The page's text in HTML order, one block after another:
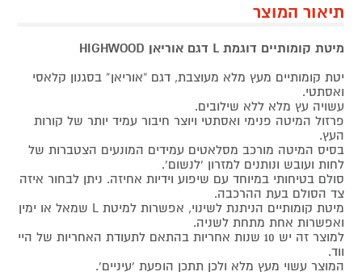
תיאור המוצר
מיטת קומותיים דוגמת L דגם אוריאן HIGHWOOD
יטת קומותיים מעץ מלא מעוצבת, דגם “אוריאן” בסגנון קלאסי
ואסתטי.
עשויה עץ מלא ללא שילובים.
פרזול המיטה פנימי ואסתטי ויוצר חיבור עמיד יותר של קורות
העץ.
בסיס המיטה מורכב מסלאטים עמידים המונעים הצטברות של
לחות ועובש ונותנים למזרון ‘לנשום’.
סולם בטיחותי במיוחד עם שיפוע וידיות אחיזה. ניתן לבחור איזה
צד הסולם בעת ההרכבה.
מיטת קומותיים הניתנת לשינוי, אפשרות למיטת L שמאל או ימין
ואפשרות אחת מתחת לשניה.
למוצר זה יש 10 שנות אחריות בהתאם לתעודת האחריות של היי
ווד.
המוצר עשוי מעץ מלא ולכן תתכן הופעת ‘עיניים’.